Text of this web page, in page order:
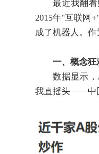
最近我翻看财
2015年"互联网
成了机器人。
一、概念狂
数据显示，A
我直摇头——中